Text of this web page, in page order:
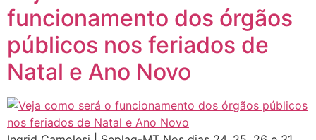
funcionamento dos órgãos
públicos nos feriados de
Natal e Ano Novo